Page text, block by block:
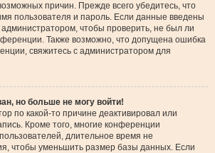
причин. Прежде всего убедитесь, что
пользователя и пароль. Если данные введены
администратором, чтобы проверить, не был ли
Также возможно, что допущена ошибка
свяжитесь с администратором для
но больше не могу войти!
по какой-то причине деактивировал или
Кроме того, многие конференции
длительное время не
чтобы уменьшить размер базы данных. Если